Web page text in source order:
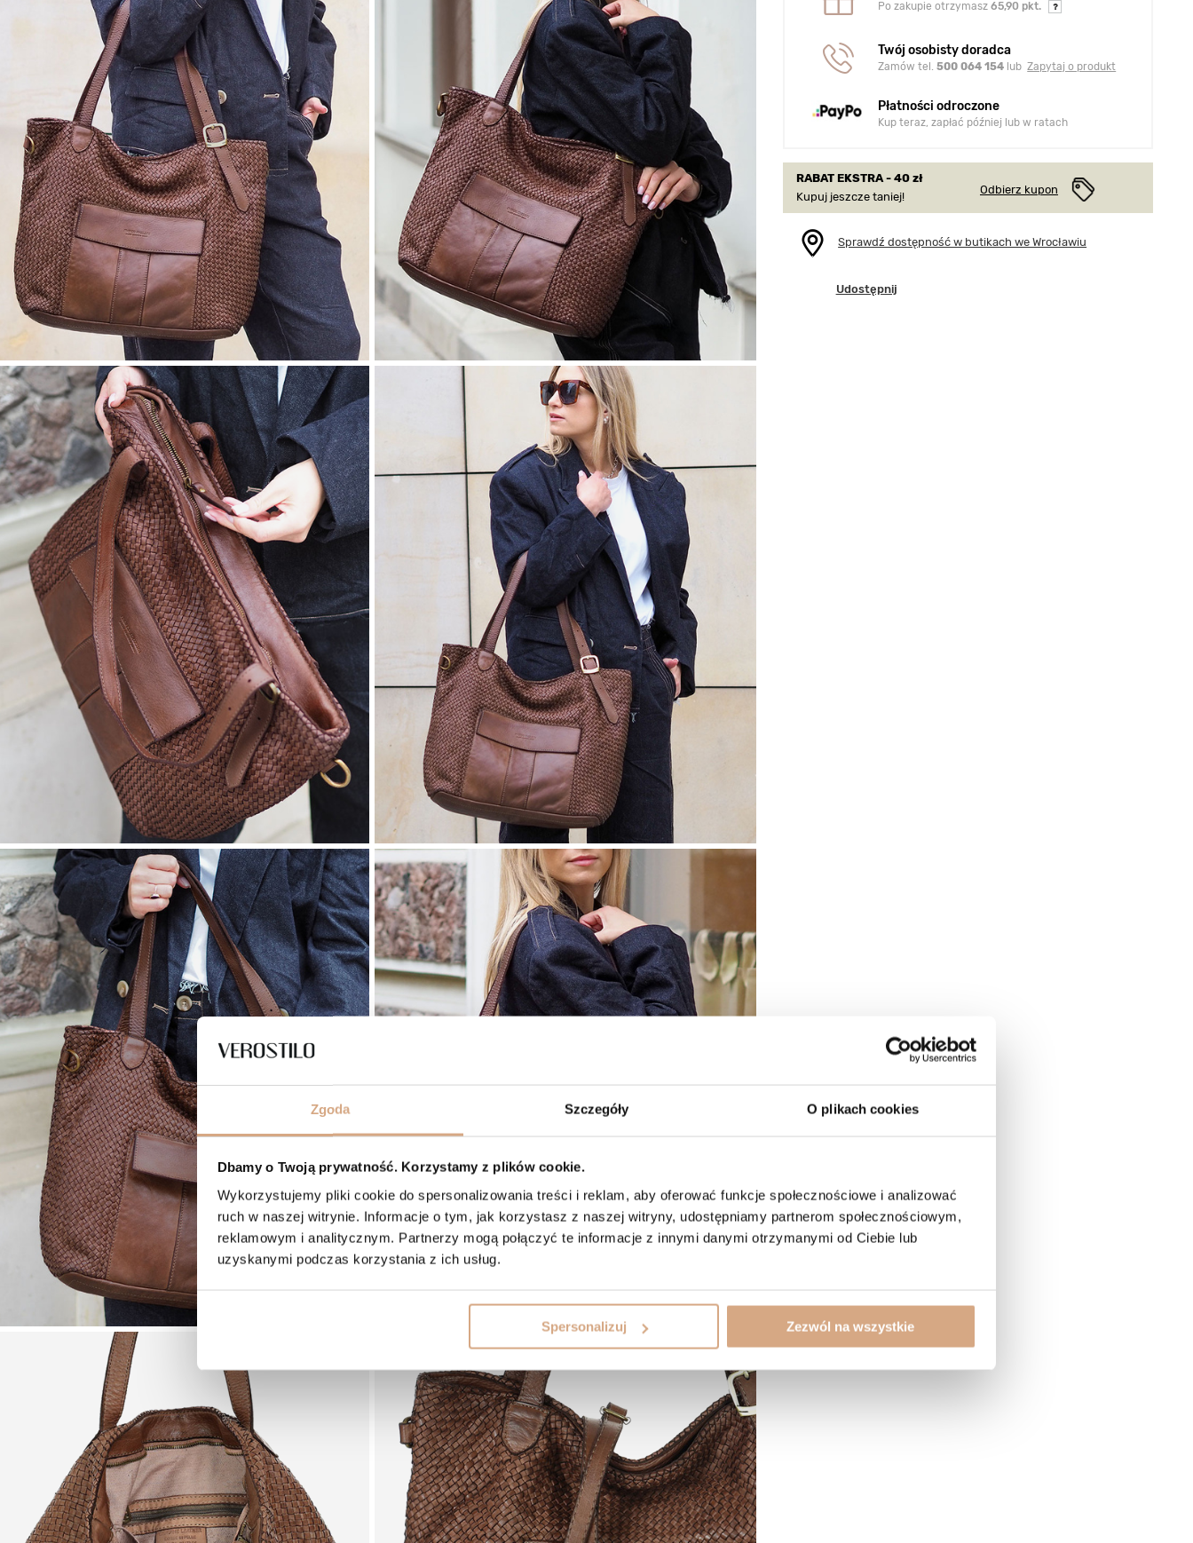
Zgoda Szczegóły O plikach cookies
Dbamy o Twoją prywatność. Korzystamy z plików cookie.
Wykorzystujemy pliki cookie do spersonalizowania treści i reklam, aby oferować funkcje społecznościowe i analizować
ruch w naszej witrynie. Informacje o tym, jak korzystasz z naszej witryny, udostępniamy partnerom społecznościowym,
reklamowym i analitycznym. Partnerzy mogą połączyć te informacje z innymi danymi otrzymanymi od Ciebie lub
uzyskanymi podczas korzystania z ich usług.
Spersonalizuj Zezwól na wszystkie
Po zakupie otrzymasz 65,90 pkt.
Twój osobisty doradca
Zamów tel.500 064 154 lub Zapytaj o produkt
Płatności odroczone
Kup teraz, zapłać później lub w ratach
RABAT EKSTRA - 40 zł
Kupuj jeszcze taniej!
Odbierz kupon
Sprawdź dostępność w butikach we Wrocławiu
Udostępnij